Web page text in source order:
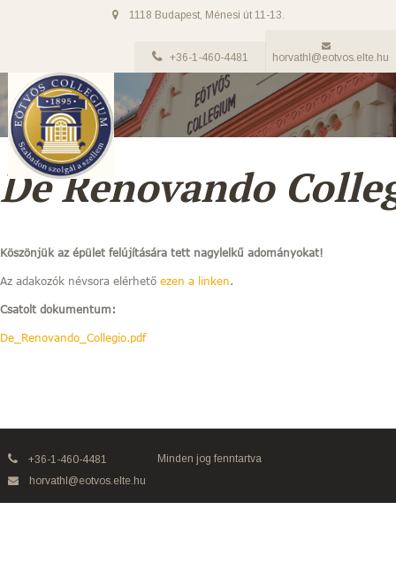
1118 Budapest, Ménesi út 11-13.
+36-1-460-4481 horvathl@eotvos.elte.hu
De Renovando
Köszönjük az épület felújítására tett nagylelkű adományokat!
Az adakozók névsora elérhető ezen a linken.
Csatolt dokumentum:
De_Renovando_Collegio.pdf
+36-1-460-4481
horvathl@eotvos.elte.hu
Minden jog fenntartva